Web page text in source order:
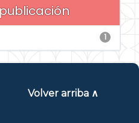
1
Volver arriba ∧